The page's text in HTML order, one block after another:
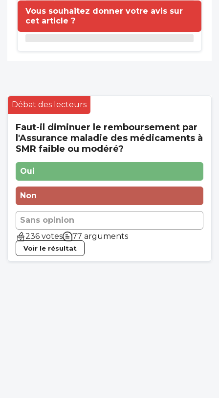
Vous souhaitez donner votre avis sur
cet article ?
Débat des lecteurs
Faut-il diminuer le remboursement par
l'Assurance maladie des médicaments à
SMR faible ou modéré?
Oui
Non
Sans opinion
236 votes
77 arguments
Voir le résultat